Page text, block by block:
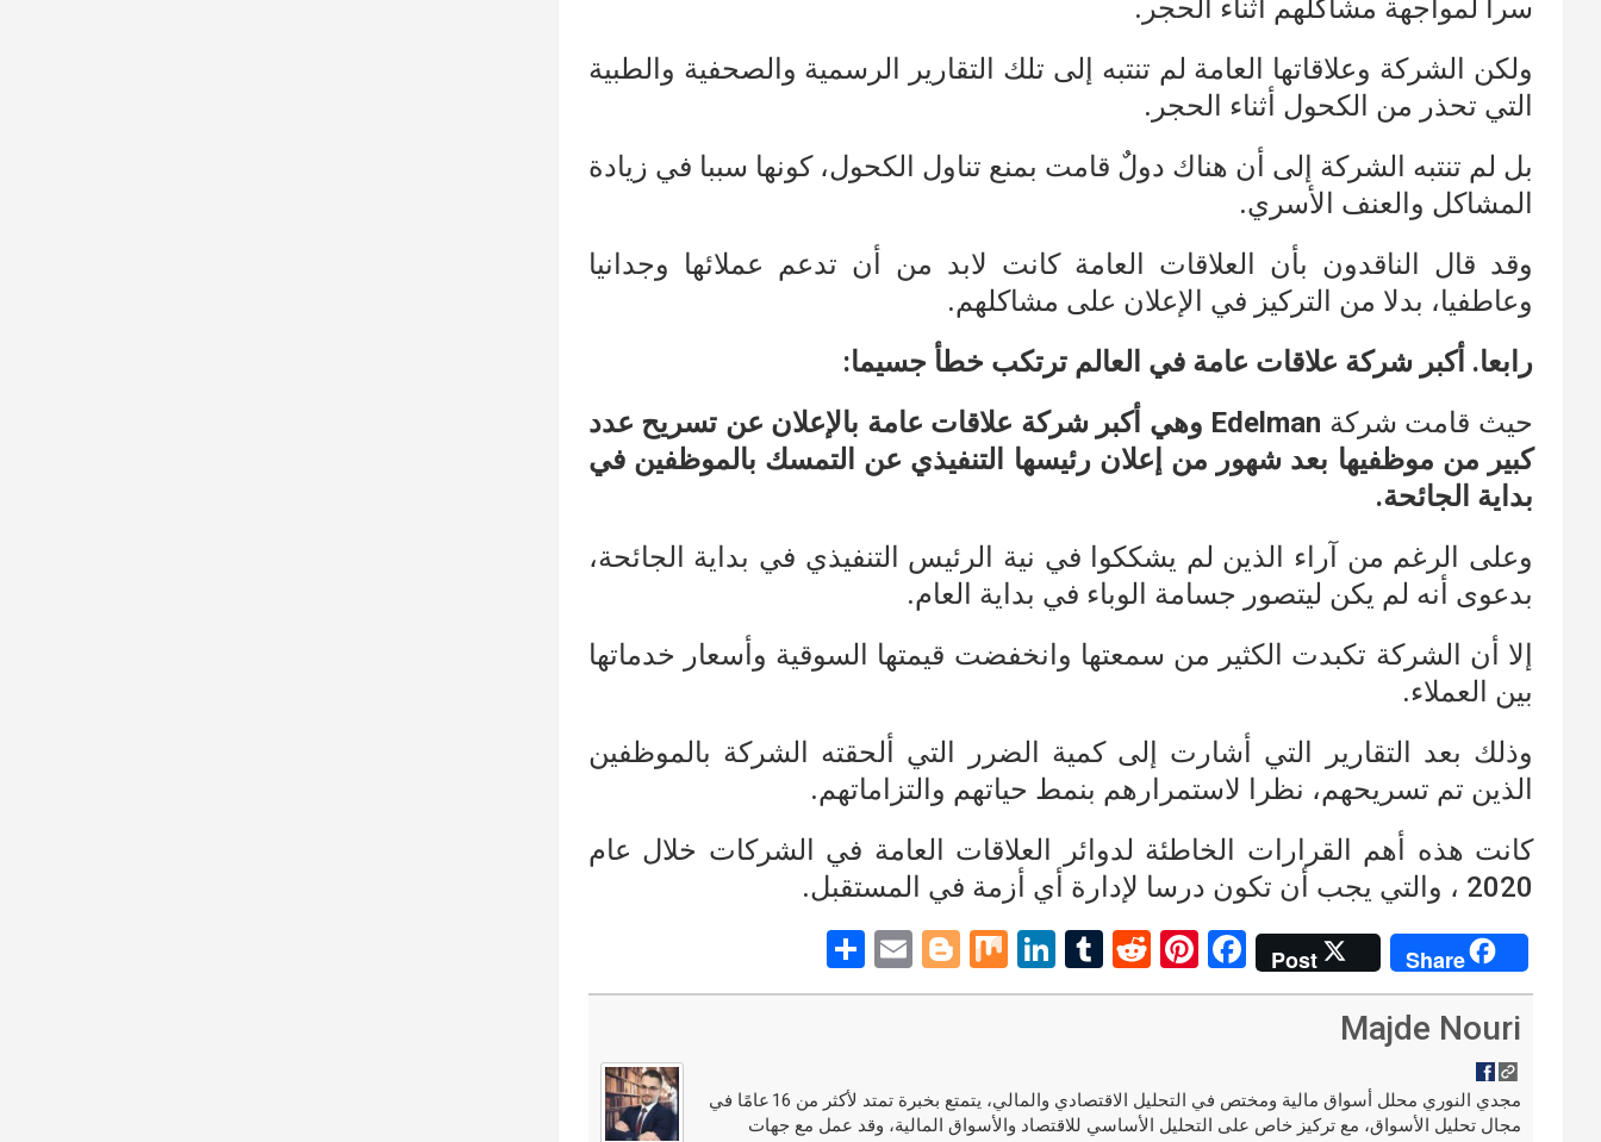
سرا لمواجهة مشاكلهم أثناء الحجر.
ولكن الشركة وعلاقاتها العامة لم تنتبه إلى تلك التقارير الرسمية والصحفية والطبية
التي تحذر من الكحول أثناء الحجر.
بل لم تنتبه الشركة إلى أن هناك دولٌ قامت بمنع تناول الكحول، كونها سببا في زيادة
المشاكل والعنف الأسري.
وقد قال الناقدون بأن العلاقات العامة كانت لابد من أن تدعم عملائها وجدانيا
وعاطفيا، بدلا من التركيز في الإعلان على مشاكلهم.
رابعا. أكبر شركة علاقات عامة في العالم ترتكب خطأ جسيما:
حيث قامت شركة Edelman وهي أكبر شركة علاقات عامة بالإعلان عن تسريح عدد
كبير من موظفيها بعد شهور من إعلان رئيسها التنفيذي عن التمسك بالموظفين في
بداية الجائحة.
وعلى الرغم من آراء الذين لم يشككوا في نية الرئيس التنفيذي في بداية الجائحة،
بدعوى أنه لم يكن ليتصور جسامة الوباء في بداية العام.
إلا أن الشركة تكبدت الكثير من سمعتها وانخفضت قيمتها السوقية وأسعار خدماتها
بين العملاء.
وذلك بعد التقارير التي أشارت إلى كمية الضرر التي ألحقته الشركة بالموظفين
الذين تم تسريحهم، نظرا لاستمرارهم بنمط حياتهم والتزاماتهم.
كانت هذه أهم القرارات الخاطئة لدوائر العلاقات العامة في الشركات خلال عام
2020 ، والتي يجب أن تكون درسا لإدارة أي أزمة في المستقبل.
Share
Post
F
a
o
Pi
nt
t
R
e
t
T
u
r
Li
n
n
M
ix
Bl
o
er
E
m
h
Majde Nouri
مجدي النوري محلل أسواق مالية ومختص في التحليل الاقتصادي والمالي، يتمتع بخبرة تمتد لأكثر من 16 عامًا في
مجال تحليل الأسواق، مع تركيز خاص على التحليل الأساسي للاقتصاد والأسواق المالية، وقد عمل مع جهات